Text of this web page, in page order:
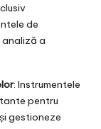
de
a
: Instrumentele
pentru
gestioneze